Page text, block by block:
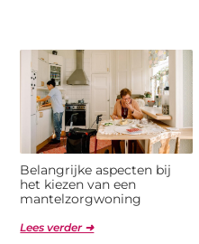
Belangrijke aspecten bij
het kiezen van een
mantelzorgwoning
Lees verder ➜